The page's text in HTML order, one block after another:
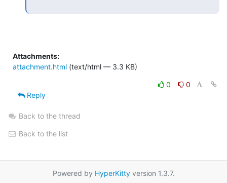
Attachments:
attachment.html (text/html — 3.3 KB)
0
0
Reply
Back to the thread
Back to the list
Powered by HyperKittyversion 1.3.7.